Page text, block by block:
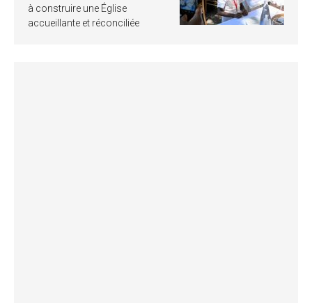
à construire une Église
accueillante et réconciliée